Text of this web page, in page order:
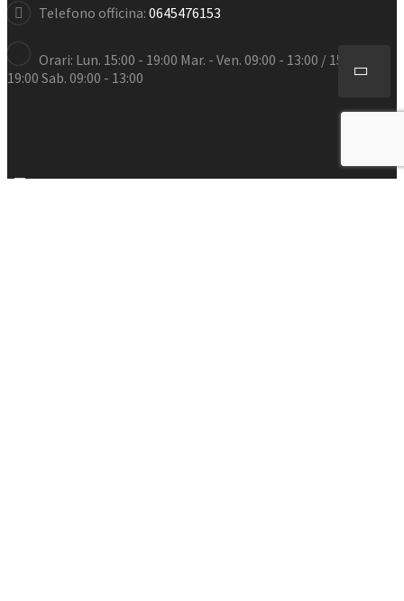
Telefono officina: 0645476153
Orari: Lun. 15:00 - 19:00 Mar. - Ven. 09:00 - 13:00 / 15:00 -
19:00 Sab. 09:00 - 13:00